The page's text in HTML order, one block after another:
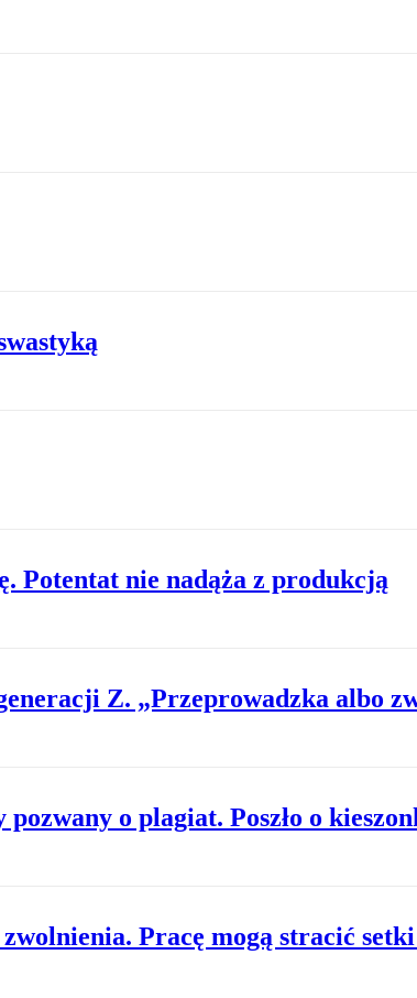
Potentat nie nadąża z produkcją
Z. „Przeprowadzka albo
o plagiat. Poszło o
Pracę mogą stracić setki